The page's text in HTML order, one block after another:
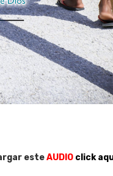
esteAUDIO click